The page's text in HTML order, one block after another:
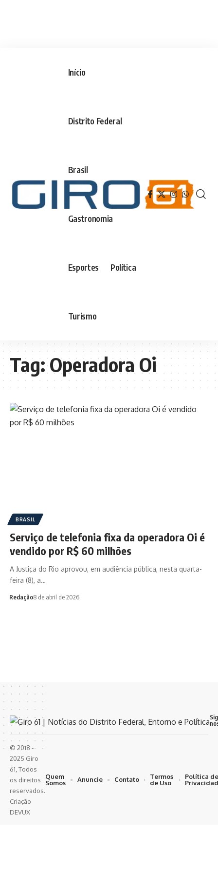
Início
Distrito Federal
Brasil
Gastronomia
Esportes Política
Turismo
Tag:Operadora Oi
BRASIL
Serviço de telefonia fixa da operadora Oi é
vendido por R$ 60 milhões
A Justiça do Rio aprovou, em audiência pública, nesta quarta-
feira (8), a…
Redação8 de abril de 2026
© 2018 -
2025 Giro
61, Todos
os direitos
reservados.
Criação
DEVUX
Quem
Somos
Anuncie Contato
Termos
de Uso
Política